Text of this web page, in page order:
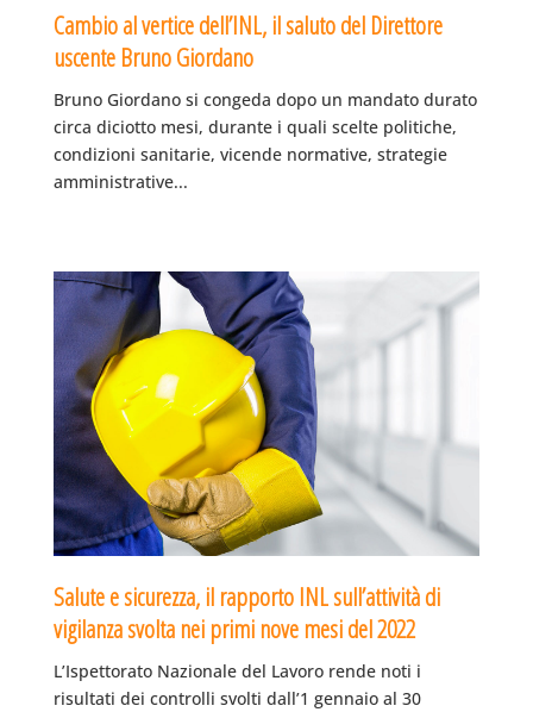
Cambio al vertice dell’INL, il saluto del Direttore
uscente Bruno Giordano
Bruno Giordano si congeda dopo un mandato durato
circa diciotto mesi, durante i quali scelte politiche,
condizioni sanitarie, vicende normative, strategie
amministrative...
Salute e sicurezza, il rapporto INL sull’attività di
vigilanza svolta nei primi nove mesi del 2022
L’Ispettorato Nazionale del Lavoro rende noti i
risultati dei controlli svolti dall’1 gennaio al 30